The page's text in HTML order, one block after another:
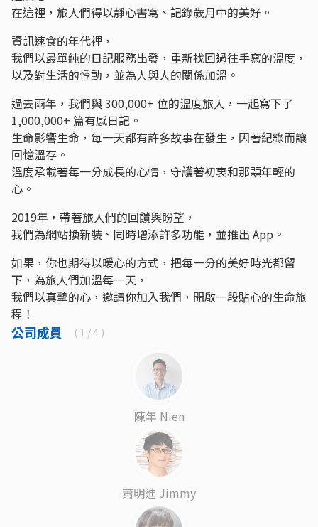
在這裡，旅人們得以靜心書寫、記錄歲月中的美好。
資訊速食的年代裡，
我們以最單純的日記服務出發，重新找回過往手寫的溫度，
以及對生活的悸動，並為人與人的關係加溫。
過去兩年，我們與 300,000+ 位的溫度旅人，一起寫下了
1,000,000+ 篇有感日記。
生命影響生命，每一天都有許多故事在發生，因著紀錄而讓
回憶溫存。
溫度承載著每一分成長的心情，守護著初衷和那顆年輕的
心。
2019年，帶著旅人們的回饋與盼望，
我們為網站換新裝、同時增添許多功能，並推出 App。
如果，你也期待以暖心的方式，把每一分的美好時光都留
下，為旅人們加溫每一天，
我們以真摯的心，邀請你加入我們，開啟一段貼心的生命旅
程！
公司成員 ( 1 / 4 )
陳年 Nien
蕭明進 Jimmy